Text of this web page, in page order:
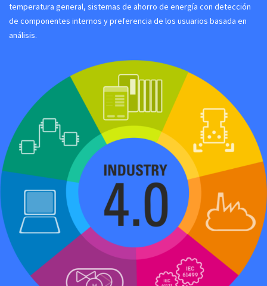
temperatura general, sistemas de ahorro de energía con detección
de componentes internos y preferencia de los usuarios basada en
análisis.